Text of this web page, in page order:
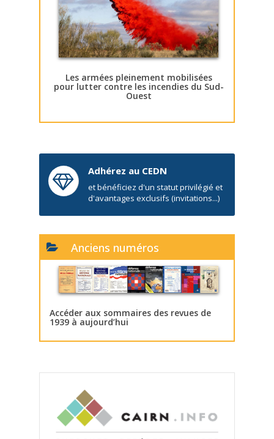
Les armées pleinement mobilisées
pour lutter contre les incendies du Sud-
Ouest
Adhérez au CEDN
et bénéficiez d'un statut privilégié et
d'avantages exclusifs (invitations...)
Anciens numéros
Accéder aux sommaires des revues de
1939 à aujourd’hui